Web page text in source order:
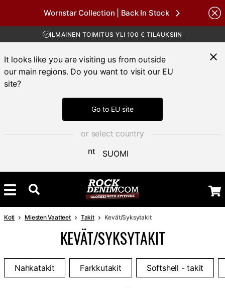
Wornstar Collection | Back In Stock
30 PÄIVÄN AVOKAUPPA
ILMAINEN TOIMITUS YLI 100 € TILAUKSIIN
It looks like you are visiting us from outside
our main regions. Do you want to visit our EU
site?
Go to EU site
or select country
SUOMI
Koti Miesten Vaatteet Takit Kevät/Syksytakit
KEVÄT/SYKSYTAKIT
Nahkatakit Farkkutakit Softshell - takit